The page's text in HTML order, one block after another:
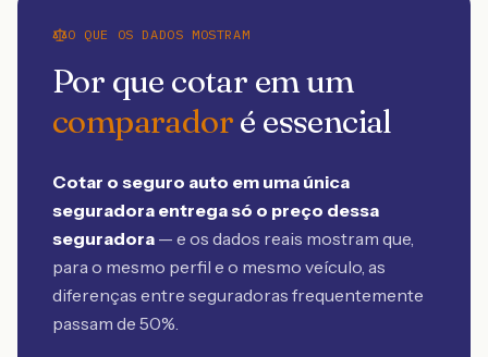
O QUE OS DADOS MOSTRAM
Por que cotar em um
comparadoré essencial
Cotar o seguro auto em uma única
seguradora entrega só o preço dessa
seguradora — e os dados reais mostram que,
para o mesmo perfil e o mesmo veículo, as
diferenças entre seguradoras frequentemente
passam de 50%.